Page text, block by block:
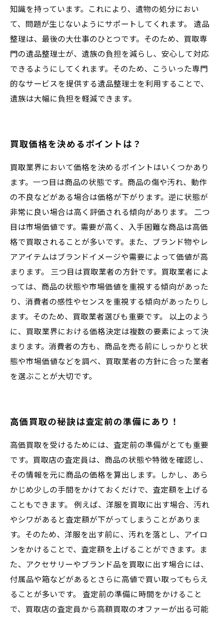
知識を持っています。これにより、遺物の処分におい
て、問題が生じないようにサポートしてくれます。 遺品
整理は、最後の大仕事のひとつです。そのため、買取専
門の遺品整理士が、遺族の負担を減らし、安心して対応
できるようにしてくれます。そのため、こういった専門
的なサービスを提供する遺品整理士を利用することで、
遺族は大幅に負担を軽減できます。
買取価格を決めるポイントは？
買取業界において価格を決めるポイントはいくつかあり
ます。一つ目は商品の状態です。商品の傷や汚れ、動作
の不良などがある場合は価格が下がります。逆に状態が
非常に良い場合は高く評価される傾向があります。 二つ
目は市場価値です。需要が高く、入手困難な商品は高価
格で買取されることが多いです。また、ブランド物やレ
アアイテムはブランドイメージや需要によって価値が高
まります。 三つ目は買取業者の方針です。買取業者によ
っては、商品の状態や市場価値を重視する傾向があった
り、消費者の感性やセンスを重視する傾向があったりし
ます。そのため、買取業者選びも重要です。 以上のよう
に、買取業界における価格決定は複数の要素によって決
まります。消費者の方も、商品を売る前にしっかりと状
態や市場価値などを調べ、買取業者の方針に合った業者
を選ぶことが大切です。
高価買取の秘訣は査定前の準備にあり！
高価買取を受けるためには、査定前の準備がとても重要
です。買取店の査定員は、商品の状態や特徴を確認し、
その情報を元に商品の価格を算出します。しかし、あら
かじめ少しの手間をかけておくだけで、査定額を上げる
こともできます。 例えば、洋服を買取に出す場合、汚れ
やシワがあると査定額が下がってしまうことがありま
す。そのため、洋服を出す前に、汚れを落とし、アイロ
ンをかけることで、査定額を上げることができます。ま
た、アクセサリーやブランド品を買取に出す場合には、
付属品や箱などがあるとさらに高値で買い取ってもらえ
ることが多いです。 査定前の準備に時間をかけること
で、買取店の査定員から高額買取のオファーが出る可能